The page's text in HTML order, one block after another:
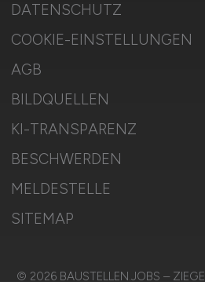
DATENSCHUTZ
COOKIE-EINSTELLUNGEN
AGB
BILDQUELLEN
KI-TRANSPARENZ
BESCHWERDEN
MELDESTELLE
SITEMAP
© 2026 BAUSTELLEN.JOBS –